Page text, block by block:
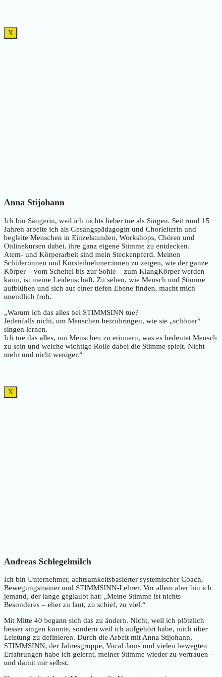
X
Anna Stijohann
Ich bin Sängerin, weil ich nichts lieber tue als Singen. Seit rund 15
Jahren arbeite ich als Gesangspädagogin und Chorleiterin und
begleite Menschen in Einzelstunden, Workshops, Chören und
Onlinekursen dabei, ihre ganz eigene Stimme zu entdecken.
Atem- und Körperarbeit sind mein Steckenpferd. Meinen
Schüler:innen und Kursteilnehmer:innen zu zeigen, wie der ganze
Körper – vom Scheitel bis zur Sohle – zum KlangKörper werden
kann, ist meine Leidenschaft. Zu sehen, wie Mensch und Stimme
aufblühen und sich auf einer tiefen Ebene finden, macht mich
unendlich froh.
„Warum ich das alles bei STIMMSINN tue?
Jedenfalls nicht, um Menschen beizubringen, wie sie „schöner“
singen lernen.
Ich tue das alles, um Menschen zu erinnern, was es bedeutet Mensch
zu sein und welche wichtige Rolle dabei die Stimme spielt. Nicht
mehr und nicht weniger.“
X
Andreas Schlegelmilch
Ich bin Unternehmer, achtsamkeitsbasierter systemischer Coach,
Bewegungstrainer und STIMMSINN-Lehrer. Vor allem aber bin ich
jemand, der lange geglaubt hat: „Meine Stimme ist nichts
Besonderes – eher zu laut, zu schief, zu viel.“
Mit Mitte 40 begann sich das zu ändern. Nicht, weil ich plötzlich
besser singen konnte, sondern weil ich aufgehört habe, mich über
Leistung zu definieren. Durch die Arbeit mit Anna Stijohann,
STIMMSINN, der Jahresgruppe, Vocal Jams und vielen bewegten
Erfahrungen habe ich gelernt, meiner Stimme wieder zu vertrauen –
und damit mir selbst.